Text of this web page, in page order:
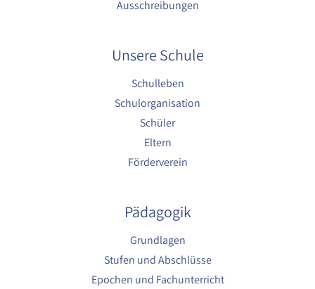
Ausschreibungen
Unsere Schule
Schulleben
Schulorganisation
Schüler
Eltern
Förderverein
Pädagogik
Grundlagen
Stufen und Abschlüsse
Epochen und Fachunterricht
Videos sowie der Bereitstellung von
Cookie Laufzeit: